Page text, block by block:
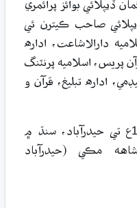
ڏيپلائي بوائز پرائمري
صاحب ڪيترن ئي
دارالاشاعت، اداره
پريس، اسلاميه پرنٽنگ
اداره تبليغ، قرآن و
ڏيپلائي صاحب 7 فبروري 1981ع تي حيدرآباد، سنڌ ۾
مڪي (حيدرآباد